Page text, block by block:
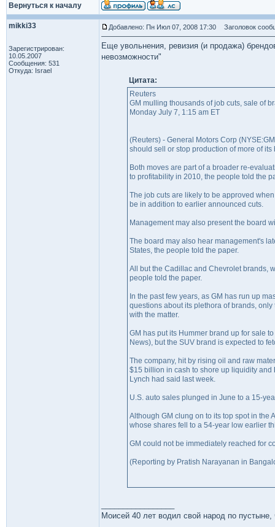
Вернуться к началу
mikki33
Зарегистрирован:
10.05.2007
Сообщения: 531
Откуда: Israel
Добавлено: Пн Июл 07, 2008 17:30 Заголовок
Еще увольнения, ревизия (и продажа)
невозможности"
Цитата:
Reuters
GM mulling thousands of job cuts, sale of
Monday July 7, 1:15 am ET
(Reuters) - General Motors Corp
should sell or stop production of more of
Both moves are part of a broader re-
to profitability in 2010, the people told the
The job cuts are likely to be approved
be in addition to earlier announced cuts.
Management may also present the board
The board may also hear management's
States, the people told the paper.
All but the Cadillac and Chevrolet brands,
people told the paper.
In the past few years, as GM has run up
questions about its plethora of brands,
with the matter.
GM has put its Hummer brand up for sale
News), but the SUV brand is expected to
The company, hit by rising oil and raw
$15 billion in cash to shore up liquidity and
Lynch had said last week.
U.S. auto sales plunged in June to a 15-
Although GM clung on to its top spot in the
whose shares fell to a 54-year low earlier
GM could not be immediately reached for
(Reporting by Pratish Narayanan in
Моисей 40 лет водил свой народ по